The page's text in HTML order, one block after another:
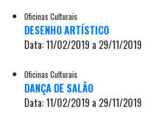
Oficinas Culturais
DESENHO ARTÍSTICO
Data: 11/02/2019 a 29/11/2019
Oficinas Culturais
DANÇA DE SALÃO
Data: 11/02/2019 a 29/11/2019